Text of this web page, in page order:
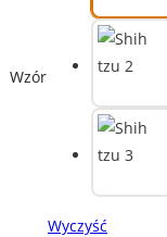
Wzór
Wyczyść